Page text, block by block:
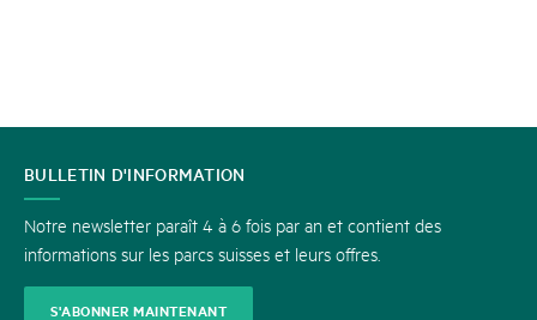
CONTACT
BULLETIN D'INFORMATION
Notre newsletter paraît 4 à 6 fois par an et contient des
informations sur les parcs suisses et leurs offres.
S'ABONNER MAINTENANT